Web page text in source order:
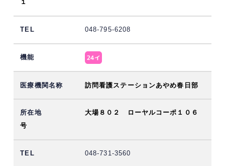
１
048-795-6208
訪問看護ステーションあやめ春日部
大場８０２ ローヤルコーポ１０６
号
048-731-3560